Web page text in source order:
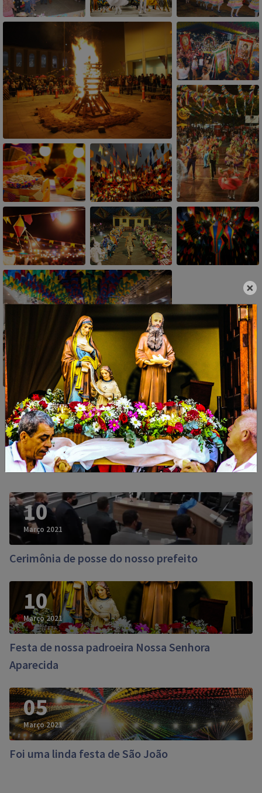
Galerias de Fotos
10
Março 2021
Cerimônia de posse do nosso prefeito
10
Março 2021
Festa de nossa padroeira Nossa Senhora
Aparecida
05
Março 2021
Foi uma linda festa de São João
×